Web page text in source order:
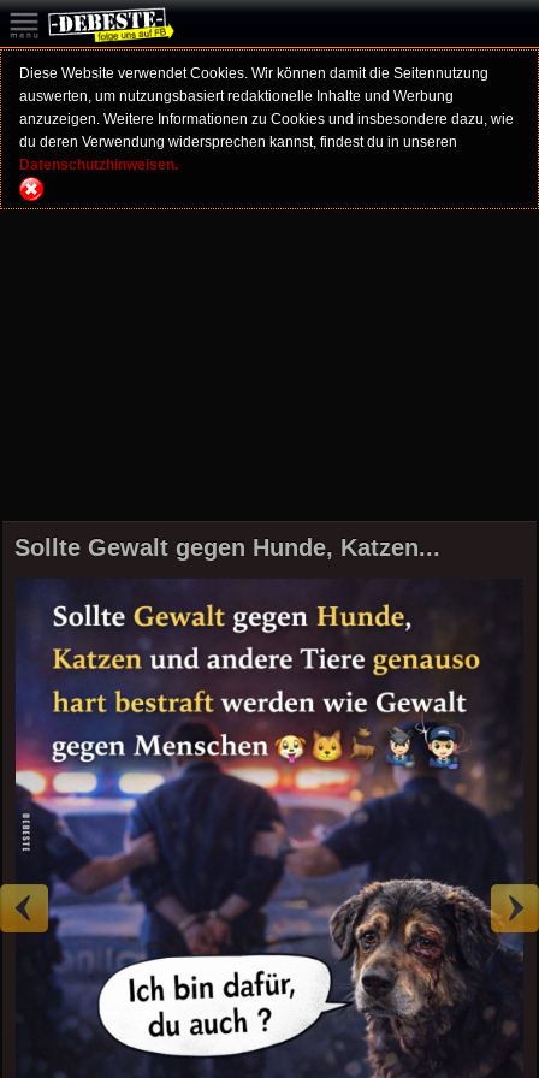
Diese Website verwendet Cookies. Wir können damit die Seitennutzung
auswerten, um nutzungsbasiert redaktionelle Inhalte und Werbung
anzuzeigen. Weitere Informationen zu Cookies und insbesondere dazu, wie
du deren Verwendung widersprechen kannst, findest du in unseren
Datenschutzhinweisen.
Sollte Gewalt gegen Hunde, Katzen...